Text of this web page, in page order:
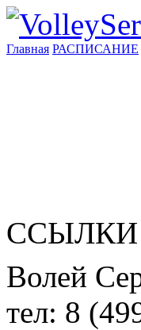
Главная РАСПИСАНИЕ
ССЫЛКИ
Волей
тел: 8